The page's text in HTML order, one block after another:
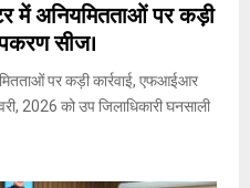
में अनियमितताओं पर कड़ी
सीज।
पर कड़ी कार्रवाई, एफआईआर
2026 को उप जिलाधिकारी घनसाली